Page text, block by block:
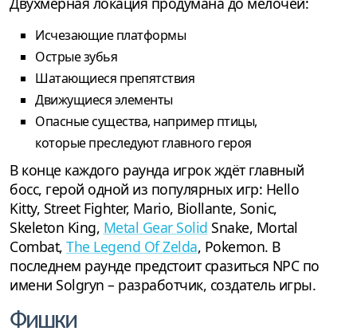
Исчезающие платформы
Острые зубья
Шатающиеся препятствия
Движущиеся элементы
Опасные существа, например птицы,
которые преследуют главного героя
В конце каждого раунда игрок ждёт главный
босс, герой одной из популярных игр: Hello
Kitty, Street Fighter, Mario, Biollante, Sonic,
Skeleton King, Metal Gear Solid Snake, Mortal
Combat, The Legend Of Zelda, Pokemon. В
последнем раунде предстоит сразиться NPC по
имени Solgryn – разработчик, создатель игры.
Фишки